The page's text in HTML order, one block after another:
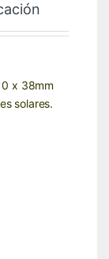
x 38mm
solares.